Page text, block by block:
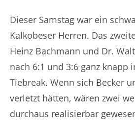
Dieser Samstag war ein
Kalkobeser Herren. Das
Heinz Bachmann und Dr.
nach 6:1 und 3:6 ganz knapp
Tiebreak. Wenn sich Becker
verletzt hätten, wären zwei
durchaus realisierbar